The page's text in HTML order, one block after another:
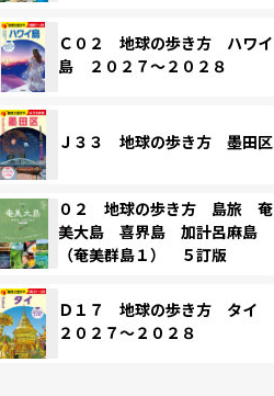
Ｃ０２ 地球の歩き方 ハワイ
島 ２０２７～２０２８
Ｊ３３ 地球の歩き方 墨田区
０２ 地球の歩き方 島旅 奄
美大島 喜界島 加計呂麻島
（奄美群島１） ５訂版
Ｄ１７ 地球の歩き方 タイ
２０２７～２０２８